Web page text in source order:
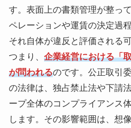
す。表面上の書類管理が整っ
ペレーションや運賃の決定過
それ自体が違反と評価される
つまり、 企業経営における「
が問われるのです。公正取引
の法律は、独占禁止法や下請
ープ全体のコンプライアンス
します。その影響範囲は、想